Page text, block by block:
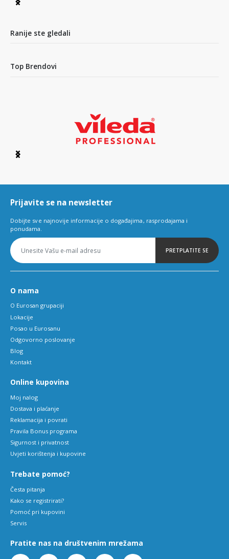
Item
7
Ranije ste gledali
Top Brendovi
Item
6
Prijavite se na newsletter
Dobijte sve najnovije informacije o događajima, rasprodajama i
ponudama.
PRETPLATITE SE
O nama
O Eurosan grupaciji
Lokacije
Posao u Eurosanu
Odgovorno poslovanje
Blog
Kontakt
Online kupovina
Moj nalog
Dostava i plaćanje
Reklamacija i povrati
Pravila Bonus programa
Sigurnost i privatnost
Uvjeti korištenja i kupovine
Trebate pomoć?
Česta pitanja
Kako se registrirati?
Pomoć pri kupovini
Servis
Pratite nas na društvenim mrežama